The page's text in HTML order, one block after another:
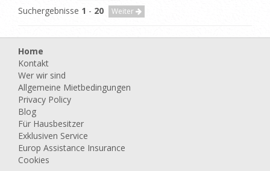
Suchergebnisse 1 - 20 Weiter
Home
Kontakt
Wer wir sind
Allgemeine Mietbedingungen
Privacy Policy
Blog
Für Hausbesitzer
Exklusiven Service
Europ Assistance Insurance
Cookies